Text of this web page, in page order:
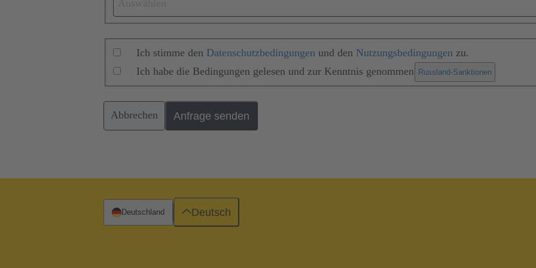
Ich stimme den Datenschutzbedingungen und den Nutzungsbedingungen zu.
Ich habe die Bedingungen gelesen und zur Kenntnis genommen Russland-Sanktionen
Abbrechen Anfrage senden
Deutschland Deutsch